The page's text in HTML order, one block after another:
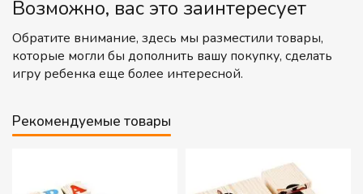
Возможно, вас это заинтересует
Обратите внимание, здесь мы разместили товары,
которые могли бы дополнить вашу покупку, сделать
игру ребенка еще более интересной.
Рекомендуемые товары